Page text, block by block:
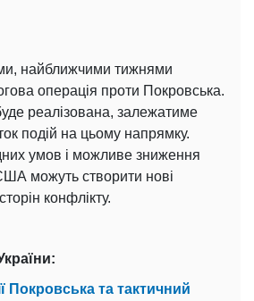
найближчими тижнями
операція проти Покровська.
реалізована, залежатиме
подій на цьому напрямку.
умов і можливе зниження
можуть створити нові
конфлікту.
Покровська та тактичний